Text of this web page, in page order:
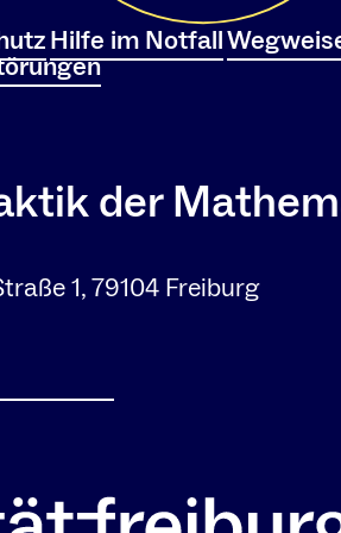
Hilfe im Notfall
der
1, 79104 Freiburg